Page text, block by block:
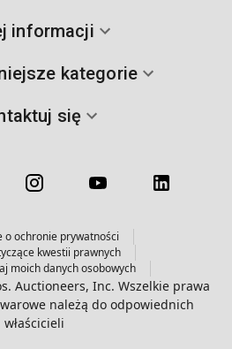
informacji
kategorie
się
o ochronie prywatności
kwestii prawnych
moich danych osobowych
Auctioneers, Inc. Wszelkie prawa
należą do odpowiednich
właścicieli